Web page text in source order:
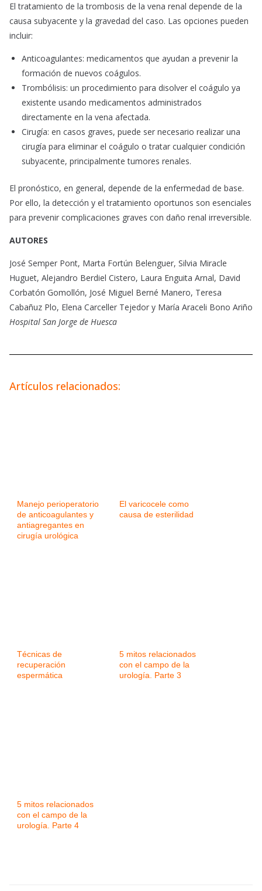
El tratamiento de la trombosis de la vena renal depende de la
causa subyacente y la gravedad del caso. Las opciones pueden
incluir:
Anticoagulantes: medicamentos que ayudan a prevenir la
formación de nuevos coágulos.
Trombólisis: un procedimiento para disolver el coágulo ya
existente usando medicamentos administrados
directamente en la vena afectada.
Cirugía: en casos graves, puede ser necesario realizar una
cirugía para eliminar el coágulo o tratar cualquier condición
subyacente, principalmente tumores renales.
El pronóstico, en general, depende de la enfermedad de base.
Por ello, la detección y el tratamiento oportunos son esenciales
para prevenir complicaciones graves con daño renal irreversible.
AUTORES
José Semper Pont, Marta Fortún Belenguer, Silvia Miracle
Huguet, Alejandro Berdiel Cistero, Laura Enguita Arnal, David
Corbatón Gomollón, José Miguel Berné Manero, Teresa
Cabañuz Plo, Elena Carceller Tejedor y María Araceli Bono Ariño
Hospital San Jorge de Huesca
Artículos relacionados:
Manejo perioperatorio
de anticoagulantes y
antiagregantes en
cirugía urológica
El varicocele como
causa de esterilidad
Técnicas de
recuperación
espermática
5 mitos relacionados
con el campo de la
urología. Parte 3
5 mitos relacionados
con el campo de la
urología. Parte 4